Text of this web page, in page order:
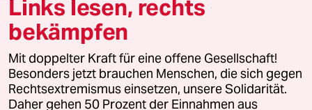
© 2026 taz Verlags und Vertriebs GmbH
Alle Rechte vorbehalten. Bei rechtlichen Fragen oder für Genehmigungen
wenden Sie sich bitte an
lizenzen@taz.de
Links lesen, rechts
bekämpfen
Mit doppelter Kraft für eine offene Gesellschaft!
Besonders jetzt brauchen Menschen, die sich gegen
Rechtsextremismus einsetzen, unsere Solidarität.
Daher gehen 50 Prozent der Einnahmen aus